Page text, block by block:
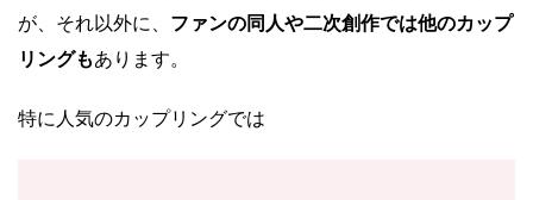
が、それ以外に、 ファンの同人や二次創作では他のカップ
リングもあります。
特に人気のカップリングでは